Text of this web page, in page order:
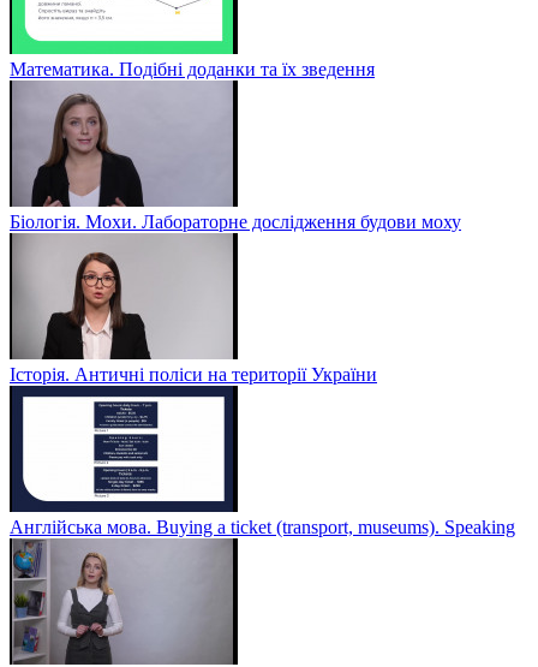
Математика. Подібні доданки та їх зведення
Біологія. Мохи. Лабораторне дослідження будови моху
Історія. Античні поліси на території України
Англійська мова. Buying a ticket (transport, museums). Speaking